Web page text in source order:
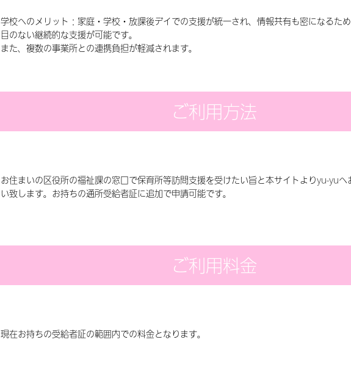
学校へのメリット：家庭・学校・放課後デイでの支援が統一され、情報共有も密になるた
目のない継続的な支援が可能です。
また、複数の事業所との連携負担が軽減されます。
ご利用方法
お住まいの区役所の福祉課の窓口で保育所等訪問支援を受けたい旨と本サイトよりyu-yuへ
い致します。お持ちの通所受給者証に追加で申請可能です。
ご利用料金
現在お持ちの受給者証の範囲内での料金となります。